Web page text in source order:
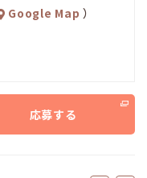
Google Map ）
応募する